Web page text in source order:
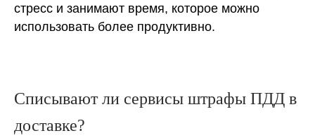
стресс и занимают время, которое можно
использовать более продуктивно.
Списывают ли сервисы штрафы ПДД в
доставке?